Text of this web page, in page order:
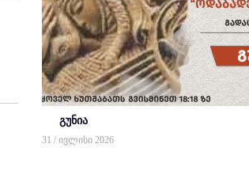
გუნია
31 / ივლისი 2026